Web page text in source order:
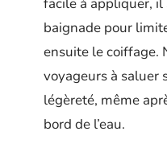
baignade pour
ensuite le coiffage.
voyageurs à saluer
légèreté, même
bord de l’eau.